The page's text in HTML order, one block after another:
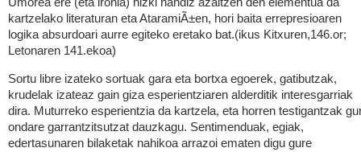
kartzelako literaturan eta AtaramiÃ±en, hori baita errepresioaren
logika absurdoari aurre egiteko eretako bat.(ikus Kitxuren,146.or;
Letonaren 141.ekoa)
Sortu libre izateko sortuak gara eta bortxa egoerek, gatibutzak,
krudelak izateaz gain giza esperientziaren alderditik interesgarriak
dira. Muturreko esperientzia da kartzela, eta horren testigantzak
ondare garrantzitsutzat dauzkagu. Sentimenduak, egiak,
edertasunaren bilaketak nahikoa arrazoi ematen digu gure